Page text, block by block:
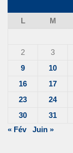
L
M
2
3
9
10
16
17
23
24
30
31
« Fév
Juin »